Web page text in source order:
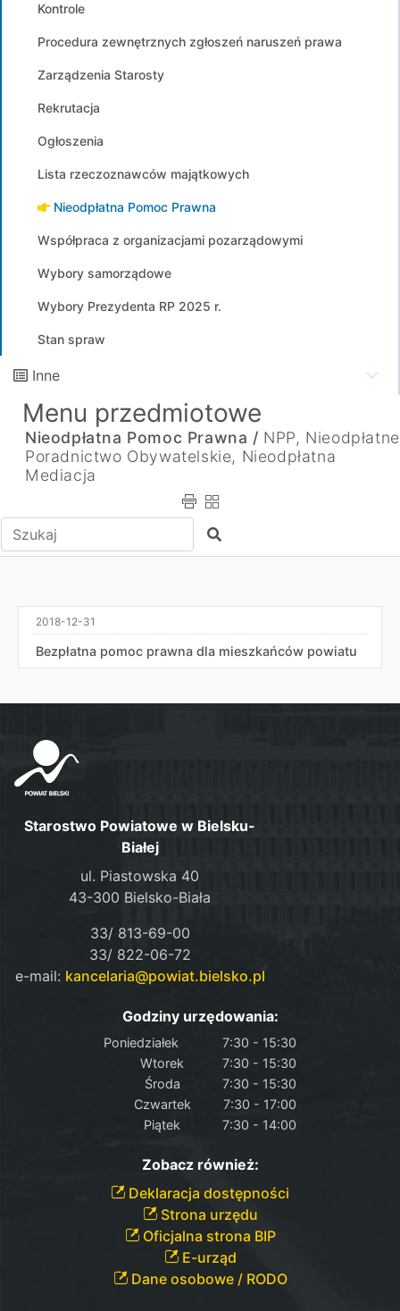
Kontrole
Procedura zewnętrznych zgłoszeń naruszeń prawa
Zarządzenia Starosty
Rekrutacja
Ogłoszenia
Lista rzeczoznawców majątkowych
Nieodpłatna Pomoc Prawna
Współpraca z organizacjami pozarządowymi
Wybory samorządowe
Wybory Prezydenta RP 2025 r.
Stan spraw
Inne
Menu przedmiotowe
Nieodpłatna Pomoc Prawna / NPP, Nieodpłatne
Poradnictwo Obywatelskie, Nieodpłatna
Mediacja
Wpisz tekst do wyszukania Szukaj
2018-12-31
Bezpłatna pomoc prawna dla mieszkańców powiatu
Starostwo Powiatowe w Bielsku-
Białej
ul. Piastowska 40
43-300 Bielsko-Biała
33/ 813-69-00
33/ 822-06-72
e-mail: kancelaria@powiat.bielsko.pl
Godziny urzędowania:
Poniedziałek
7:30 - 15:30
Wtorek
7:30 - 15:30
Środa
7:30 - 15:30
Czwartek
7:30 - 17:00
Piątek
7:30 - 14:00
Zobacz również:
Deklaracja dostępności
Strona urzędu
Oficjalna strona BIP
E-urząd
Dane osobowe / RODO